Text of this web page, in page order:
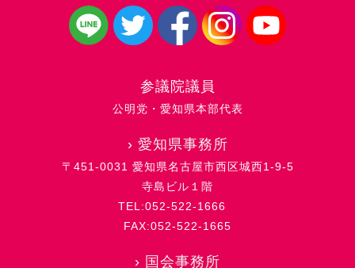
参議院議員
公明党・愛知県本部代表
› 愛知県事務所
〒451-0031 愛知県名古屋市西区城西1-9-5
寺島ビル１階
TEL:052-522-1666
FAX:052-522-1665
› 国会事務所